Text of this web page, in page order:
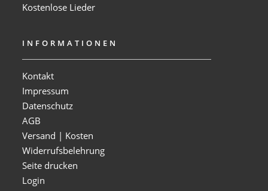
Kostenlose Lieder
INFORMATIONEN
Kontakt
Impressum
Datenschutz
AGB
Versand | Kosten
Widerrufsbelehrung
Seite drucken
Login